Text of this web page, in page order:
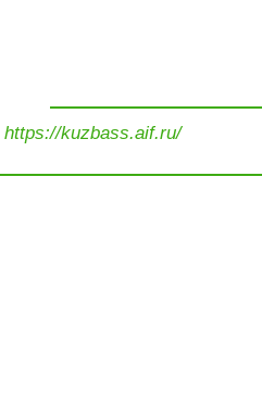
https://kuzbass.aif.ru/